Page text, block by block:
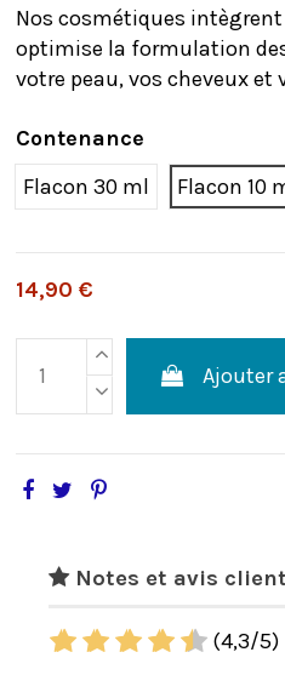
Nos cosmétiques
optimise la formulation
votre peau, vos cheveux et
Contenance
Flacon 30 ml
Flacon 10
14,90 €
Ajouter
Notes et avis
(4,3/5)